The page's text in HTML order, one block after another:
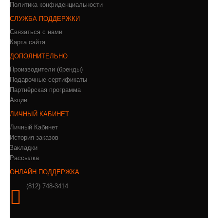
Политика конфиденциальности
СЛУЖБА ПОДДЕРЖКИ
Связаться с нами
Карта сайта
ДОПОЛНИТЕЛЬНО
Производители (бренды)
Подарочные сертификаты
Партнёрская программа
Акции
ЛИЧНЫЙ КАБИНЕТ
Личный Кабинет
История заказов
Закладки
Рассылка
ОНЛАЙН ПОДДЕРЖКА
(812) 748-3414